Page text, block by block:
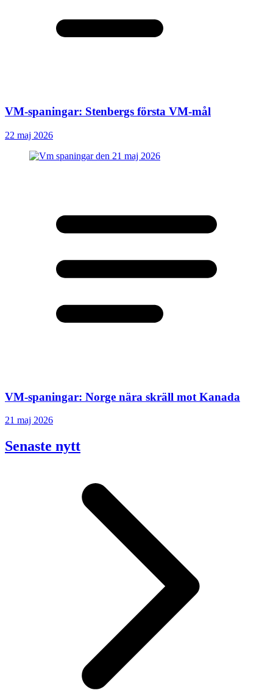
VM-spaningar: Stenbergs första VM-mål
22 maj 2026
VM-spaningar: Norge nära skräll mot Kanada
21 maj 2026
Senaste nytt